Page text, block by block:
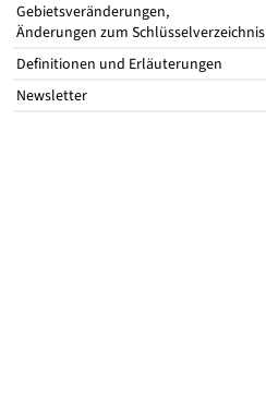
Gebietsveränderungen,
Änderungen zum Schlüsselverzeichnis
Definitionen und Erläuterungen
Newsletter